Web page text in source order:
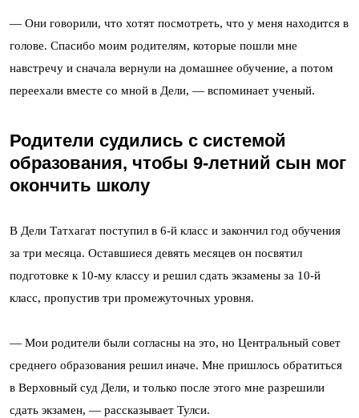
— Они говорили, что хотят посмотреть, что у меня находится в
голове. Спасибо моим родителям, которые пошли мне
навстречу и сначала вернули на домашнее обучение, а потом
переехали вместе со мной в Дели, — вспоминает ученый.
Родители судились с системой
образования, чтобы 9-летний сын мог
окончить школу
В Дели Татхагат поступил в 6-й класс и закончил год обучения
за три месяца. Оставшиеся девять месяцев он посвятил
подготовке к 10-му классу и решил сдать экзамены за 10-й
класс, пропустив три промежуточных уровня.
— Мои родители были согласны на это, но Центральный совет
среднего образования решил иначе. Мне пришлось обратиться
в Верховный суд Дели, и только после этого мне разрешили
сдать экзамен, — рассказывает Тулси.